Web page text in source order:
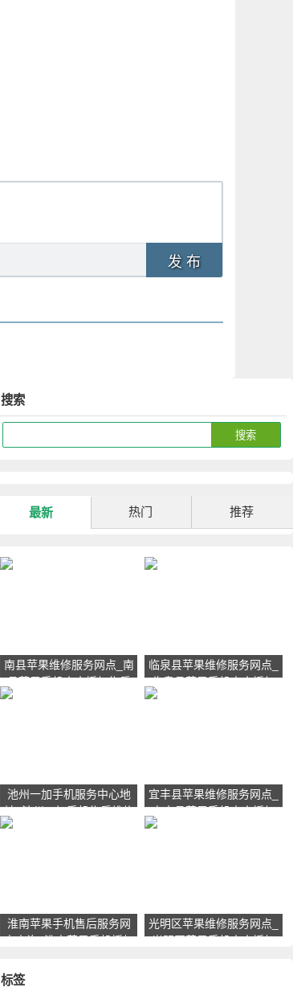
发 布
搜索
最新 热门 推荐
南县苹果维修服务网点_南
县苹果手机官方授权售后
临泉县苹果维修服务网点_
临泉县苹果手机官方授权
池州一加手机服务中心地
址_池州一加手机售后维修
宜丰县苹果维修服务网点_
宜丰县苹果手机官方授权
淮南苹果手机售后服务网
点查询_淮南苹果手机授权
光明区苹果维修服务网点_
光明区苹果手机官方授权
标签